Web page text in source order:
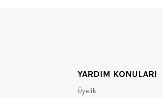
YARDIM KONULARI
Üyelik